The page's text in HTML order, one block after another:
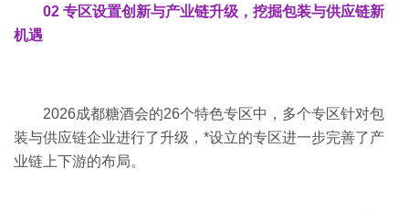
02 专区设置创新与产业链升级，挖掘包装与供应链新
机遇
2026成都糖酒会的26个特色专区中，多个专区针对包
装与供应链企业进行了升级，*设立的专区进一步完善了产
业链上下游的布局。